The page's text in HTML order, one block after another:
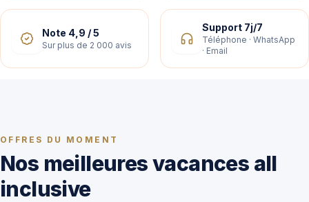
Note 4,9 / 5
Sur plus de 2 000 avis
Support 7j/7
Téléphone · WhatsApp
· Email
OFFRES DU MOMENT
Nos meilleures vacances all
inclusive